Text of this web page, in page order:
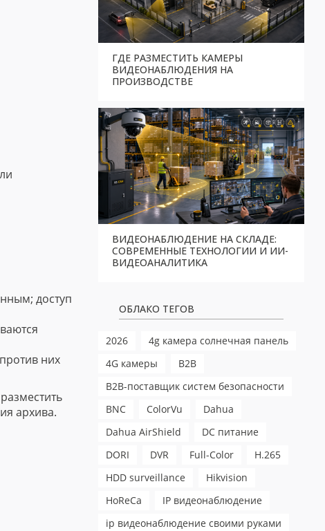
доступ
них
архива.
ГДЕ РАЗМЕСТИТЬ КАМЕРЫ
ВИДЕОНАБЛЮДЕНИЯ НА
ПРОИЗВОДСТВЕ
ВИДЕОНАБЛЮДЕНИЕ НА СКЛАДЕ:
СОВРЕМЕННЫЕ ТЕХНОЛОГИИ И ИИ-
ВИДЕОАНАЛИТИКА
ОБЛАКО ТЕГОВ
2026
4g камера солнечная панель
4G камеры
B2B
B2B-поставщик систем безопасности
BNC
ColorVu
Dahua
Dahua AirShield
DC питание
DORI
DVR Full-Color
H.265
HDD surveillance
Hikvision
HoReCa
IP видеонаблюдение
ip видеонаблюдение своими руками